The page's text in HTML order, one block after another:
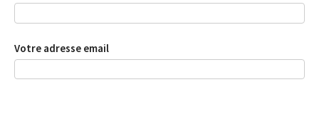
Votre adresse email